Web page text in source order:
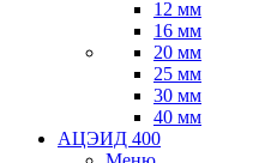
12 мм
16 мм
20 мм
25 мм
30 мм
40 мм
АЦЭИД 400